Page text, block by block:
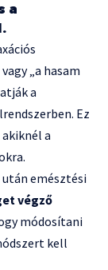
a
„a hasam
a
Ez
a
emésztési
végző
módosítani
kell